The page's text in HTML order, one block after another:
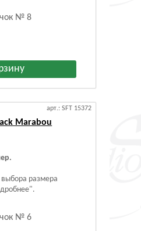
№ 8
арт.: SFT 15372
Marabou
размера
№ 6